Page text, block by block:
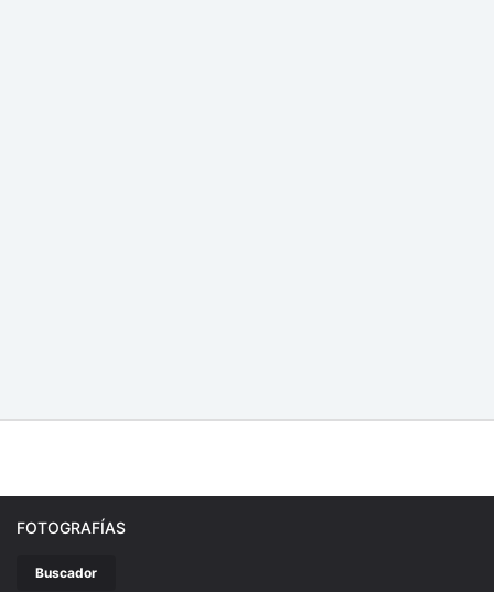
FOTOGRAFÍAS
Buscador